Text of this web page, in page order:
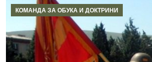
КОМАНДА ЗА ОБУКА И ДОКТРИНИ